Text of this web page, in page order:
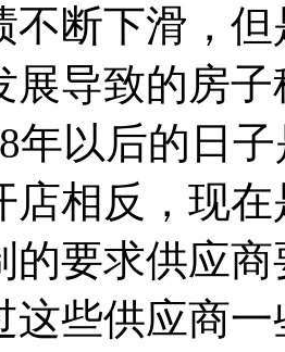
不断下滑，
展导致的房
年以后的日
店相反，现
的要求供应
这些供应商